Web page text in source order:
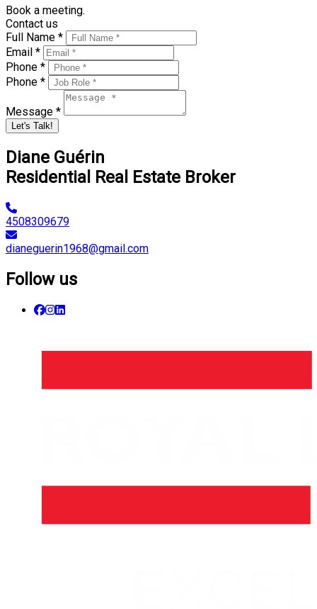
Book a meeting.
Contact us
Full Name *
Email *
Phone *
Phone *
Message *
Let's Talk!
Diane Guérin
Residential Real Estate Broker
4508309679
dianeguerin1968@gmail.com
Follow us